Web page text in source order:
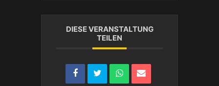
DIESE VERANSTALTUNG
TEILEN